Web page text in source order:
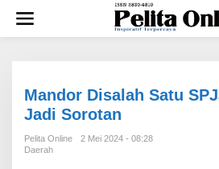
w
Mandor Disalah Satu
Jadi Sorotan
Pelita Online
2 Mei 2024 - 08:28
Daerah